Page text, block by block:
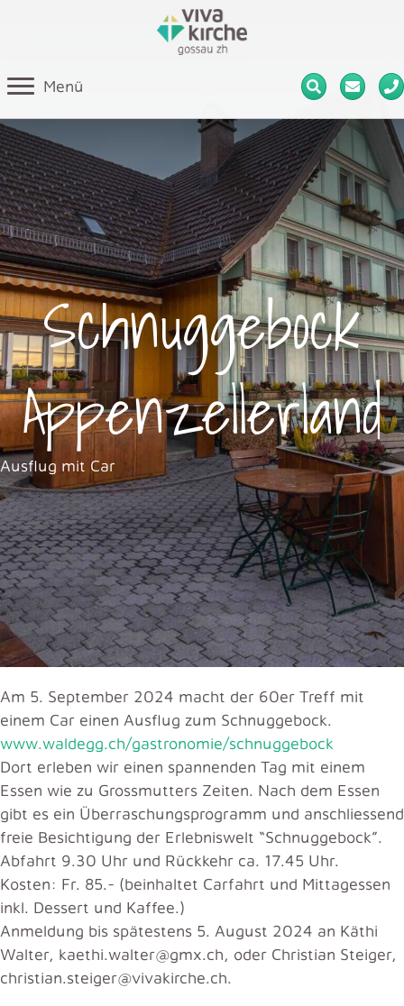
Menü
Schnuggebock
Appenzellerland
Ausflug mit Car
Am 5. September 2024 macht der 60er Treff mit
einem Car einen Ausflug zum Schnuggebock.
www.waldegg.ch/gastronomie/schnuggebock
Dort erleben wir einen spannenden Tag mit einem
Essen wie zu Grossmutters Zeiten. Nach dem Essen
gibt es ein Überraschungsprogramm und anschliessend
freie Besichtigung der Erlebniswelt “Schnuggebock”.
Abfahrt 9.30 Uhr und Rückkehr ca. 17.45 Uhr.
Kosten: Fr. 85.- (beinhaltet Carfahrt und Mittagessen
inkl. Dessert und Kaffee.)
Anmeldung bis spätestens 5. August 2024 an Käthi
Walter, kaethi.walter@gmx.ch, oder Christian Steiger,
christian.steiger@vivakirche.ch.